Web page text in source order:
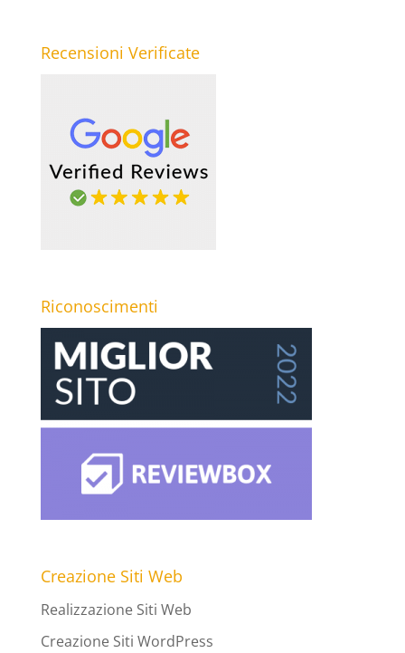
Recensioni Verificate
Riconoscimenti
Creazione Siti Web
Realizzazione Siti Web
Creazione Siti WordPress